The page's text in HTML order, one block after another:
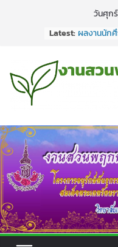
วันศุก
Latest: ผลงานนัก
ศาสตร์ชธ
ผลงานนั
#กิจกรรม
พฤกษศาสต
อุบลราชธานี
ผลงานนัก
ทำร่างพร
พฤกษศาสต
วิทยาศาส
ผลงานนัก
ทำร่างพร
พฤกษศาสต